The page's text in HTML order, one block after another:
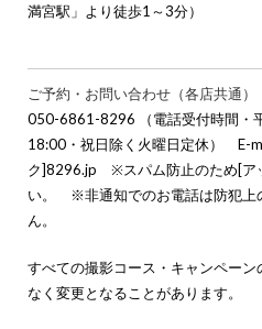
満宮駅」より徒歩1～3分）
ご予約・お問い合わせ（各店共通）
050-6861-8296 （電話受付時間・
18:00・祝日除く火曜日定休） E-
ク]8296.jp ※スパム防止のため[ア
い。 ※非通知でのお電話は防犯上
ん。
すべての撮影コース・キャンペー
なく変更となることがあります。